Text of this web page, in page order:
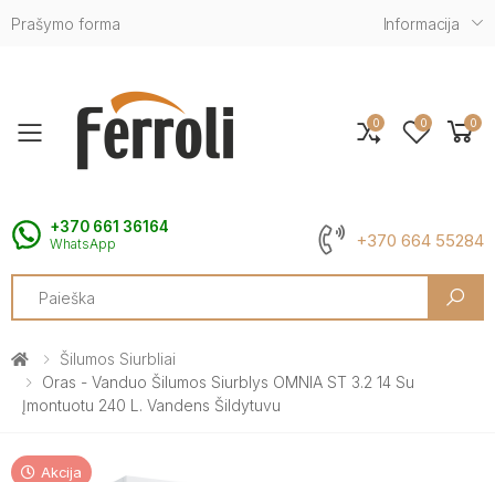
Prašymo forma Informacija
Toggle mobile menu
+370 661 36164
WhatsApp +370 664 55284
Search
0 0 0
Šilumos Siurbliai
Oras - Vanduo Šilumos Siurblys OMNIA ST 3.2 14 Su
Įmontuotu 240 L. Vandens Šildytuvu
Akcija